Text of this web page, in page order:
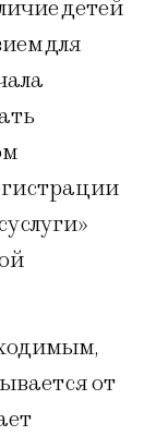
детей
для
от